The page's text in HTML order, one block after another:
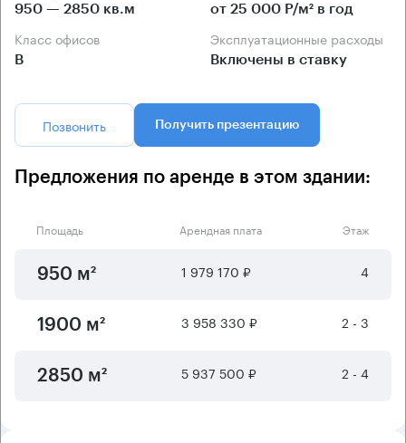
950 — 2850 кв.м от 25 000 Р/м² в год
Класс офисов
B
Эксплуатационные расходы
Включены в ставку
Позвонить Получить презентацию
Предложения по аренде в этом здании:
Площадь Арендная плата Этаж
950 м² 1 979 170 ₽ 4
1900 м² 3 958 330 ₽ 2 - 3
2850 м² 5 937 500 ₽ 2 - 4